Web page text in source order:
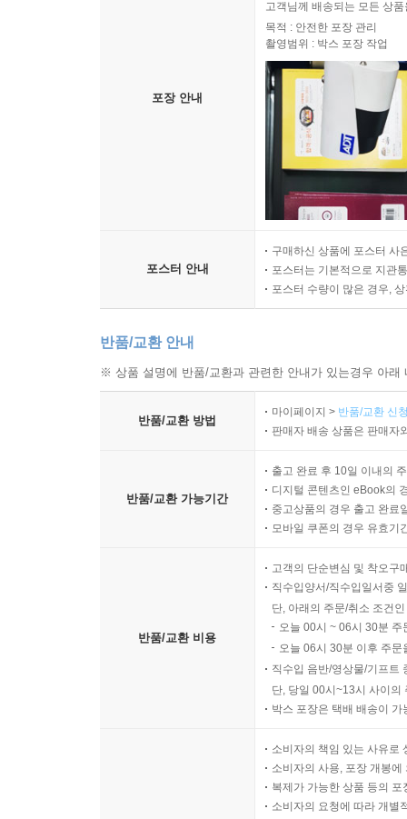
포장 안내
고객님께 배송되는 모든 상
목적 : 안전한 포장 관리
촬영범위 : 박스 포장 작업
포스터 안내
구매하신 상품에 포스터 사
포스터는 기본적으로 지관
포스터 수량이 많은 경우,
반품/교환 안내
※ 상품 설명에 반품/교환과 관련한 안내가 있는경우 아
반품/교환 방법
마이페이지 > 반품/교환 신
판매자 배송 상품은 판매자
반품/교환 가능기간
출고 완료 후 10일 이내의
디지털 콘텐츠인 eBook의
중고상품의 경우 출고 완료
모바일 쿠폰의 경우 유효기
반품/교환 비용
고객의 단순변심 및 착오구
직수입양서/직수입일서중
단, 아래의 주문/취소 조건
오늘 00시 ~ 06시 30분
오늘 06시 30분 이후 주
직수입 음반/영상물/기프트
단, 당일 00시~13시 사이의
박스 포장은 택배 배송이
소비자의 책임 있는 사유로
소비자의 사용, 포장 개봉
복제가 가능한 상품 등의
소비자의 요청에 따라 개별